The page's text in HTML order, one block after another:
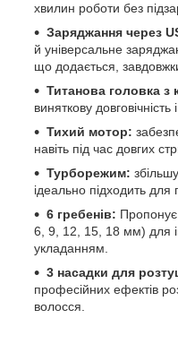
хвилин роботи без
Заряджання через
й універсальне
що додається,
Титанова головка з
виняткову довговічність
Тихий мотор:
навіть під час довгих
Турборежим:
ідеально підходить для
6 гребенів:
6, 9, 12, 15, 18 мм) для
укладанням.
3 насадки для
професійних ефектів
волосся.